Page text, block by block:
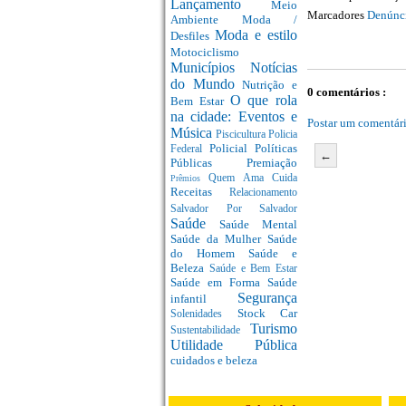
Lançamento Meio
Ambiente Moda /
Desfiles Moda e estilo
Motociclismo
Municípios Notícias
do MundoNutrição e
Bem Estar O que rola
na cidade: Eventos e
Música Piscicultura Policia
Federal Policial Políticas
Públicas Premiação
PrêmiosQuem Ama Cuida
Receitas Relacionamento
Salvador Por Salvador
Saúde Saúde Mental
Saúde da Mulher Saúde
do Homem Saúde e
Beleza Saúde e Bem Estar
Saúde em Forma Saúde
infantil Segurança
Solenidades Stock Car
Sustentabilidade Turismo
Utilidade Pública
cuidados e beleza
Marcadores
0 comentários :
Postar um
←